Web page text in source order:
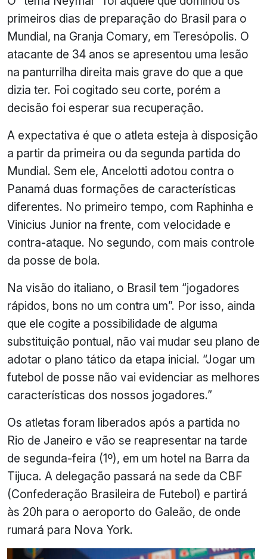
primeiros dias de preparação do Brasil para o
Mundial, na Granja Comary, em Teresópolis. O
atacante de 34 anos se apresentou uma lesão
na panturrilha direita mais grave do que a que
dizia ter. Foi cogitado seu corte, porém a
decisão foi esperar sua recuperação.
A expectativa é que o atleta esteja à disposição
a partir da primeira ou da segunda partida do
Mundial. Sem ele, Ancelotti adotou contra o
Panamá duas formações de características
diferentes. No primeiro tempo, com Raphinha e
Vinicius Junior na frente, com velocidade e
contra-ataque. No segundo, com mais controle
da posse de bola.
Na visão do italiano, o Brasil tem “jogadores
rápidos, bons no um contra um”. Por isso, ainda
que ele cogite a possibilidade de alguma
substituição pontual, não vai mudar seu plano de
adotar o plano tático da etapa inicial. “Jogar um
futebol de posse não vai evidenciar as melhores
características dos nossos jogadores.”
Os atletas foram liberados após a partida no
Rio de Janeiro e vão se reapresentar na tarde
de segunda-feira (1º), em um hotel na Barra da
Tijuca. A delegação passará na sede da CBF
(Confederação Brasileira de Futebol) e partirá
às 20h para o aeroporto do Galeão, de onde
rumará para Nova York.